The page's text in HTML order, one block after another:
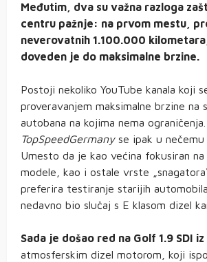
Međutim, dva su važna razloga
centru pažnje: na prvom mestu,
neverovatnih 1.100.000
doveden je do maksimalne brzine.
Postoji nekoliko YouTube kanala koji
proveravanjem maksimalne brzine na
autobana na kojima nema ograničenja.
TopSpeedGermanyse ipak u nečemu
Umesto da je kao većina fokusiran
modele, kao i ostale vrste
preferira testiranje starijih
nedavno bio slučaj s E klasom dizel
Sada je došao red na Golf 1.9 SDI iz
atmosferskim dizel motorom, koji